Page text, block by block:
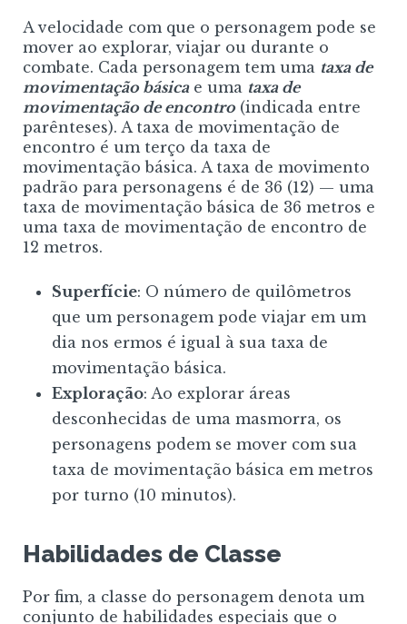
A velocidade com que o personagem pode se
mover ao explorar, viajar ou durante o
combate. Cada personagem tem uma taxa de
movimentação básicae uma taxa de
movimentação de encontro(indicada entre
parênteses). A taxa de movimentação de
encontro é um terço da taxa de
movimentação básica. A taxa de movimento
padrão para personagens é de 36 (12) — uma
taxa de movimentação básica de 36 metros e
uma taxa de movimentação de encontro de
12 metros.
Superfície: O número de quilômetros
que um personagem pode viajar em um
dia nos ermos é igual à sua taxa de
movimentação básica.
Exploração: Ao explorar áreas
desconhecidas de uma masmorra, os
personagens podem se mover com sua
taxa de movimentação básica em metros
por turno (10 minutos).
Habilidades de Classe
Por fim, a classe do personagem denota um
conjunto de habilidades especiais que o